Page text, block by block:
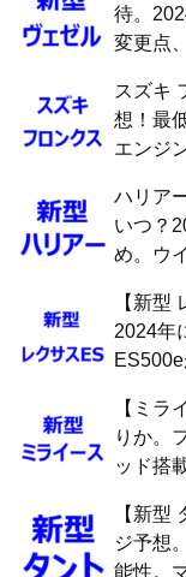
待。
変更点
スズキ
想！最
エンジ
ハリア
いつ？
め。ウ
【新型
2024年
【ミラ
りか。
ッド搭
【新型
ジ予想
能性。